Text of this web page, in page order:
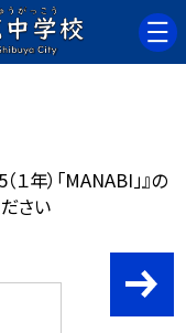
年）「MANABI」』の
さい